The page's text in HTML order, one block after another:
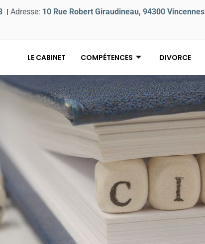
Adresse: 10 Rue Robert Giraudineau, 94300 Vincennes
LE CABINET COMPÉTENCES DIVORCE